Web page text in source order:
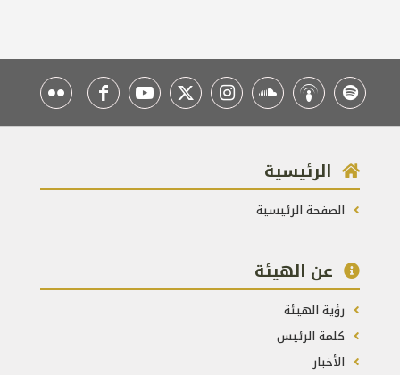
الرئيسية
الصفحة الرئيسية
عن الهيئة
رؤية الهيئة
كلمة الرئيس
الأخبار